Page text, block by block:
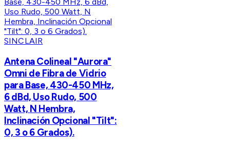
SINCLAIR
Antena Colineal "Aurora"
Omni de Fibra de Vidrio
para Base, 430-450 MHz,
6 dBd, Uso Rudo, 500
Watt, N Hembra,
Inclinación Opcional "Tilt":
0, 3 o 6 Grados).